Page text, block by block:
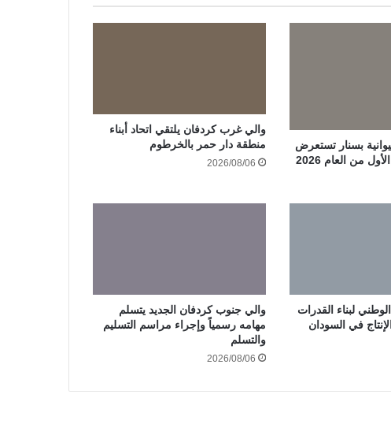
بسنار تستعرض
من العام 2026
والي غرب كردفان يلتقي اتحاد أبناء
منطقة دار حمر بالخرطوم
2026/08/06
لبناء القدرات
في السودان
والي جنوب كردفان الجديد يتسلم
مهامه رسمياً وإجراء مراسم التسليم
والتسلم
2026/08/06